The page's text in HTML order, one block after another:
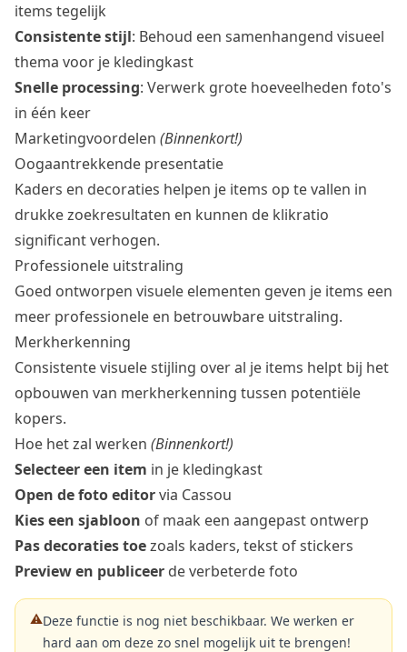
items tegelijk
Consistente stijl: Behoud een samenhangend visueel
thema voor je kledingkast
Snelle processing: Verwerk grote hoeveelheden foto's
in één keer
Marketingvoordelen (Binnenkort!)
Oogaantrekkende presentatie
Kaders en decoraties helpen je items op te vallen in
drukke zoekresultaten en kunnen de klikratio
significant verhogen.
Professionele uitstraling
Goed ontworpen visuele elementen geven je items een
meer professionele en betrouwbare uitstraling.
Merkherkenning
Consistente visuele stijling over al je items helpt bij het
opbouwen van merkherkenning tussen potentiële
kopers.
Hoe het zal werken (Binnenkort!)
Selecteer een item in je kledingkast
Open de foto editorvia Cassou
Kies een sjabloon of maak een aangepast ontwerp
Pas decoraties toezoals kaders, tekst of stickers
Preview en publiceer de verbeterde foto
⚠️Deze functie is nog niet beschikbaar. We werken er
hard aan om deze zo snel mogelijk uit te brengen!